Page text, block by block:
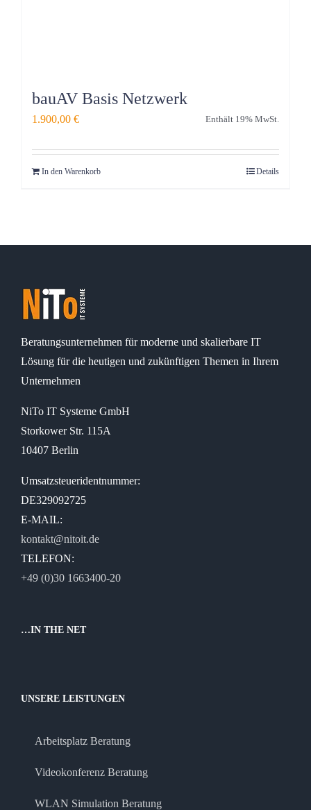
bauAV Basis Netzwerk
1.900,00 € Enthält 19% MwSt.
In den Warenkorb Details
Beratungsunternehmen für moderne und skalierbare IT
Lösung für die heutigen und zukünftigen Themen in Ihrem
Unternehmen
NiTo IT Systeme GmbH
Storkower Str. 115A
10407 Berlin
Umsatzsteueridentnummer:
DE329092725
E-MAIL:
kontakt@nitoit.de
TELEFON:
+49 (0)30 1663400-20
…IN THE NET
UNSERE LEISTUNGEN
Arbeitsplatz Beratung
Videokonferenz Beratung
WLAN Simulation Beratung